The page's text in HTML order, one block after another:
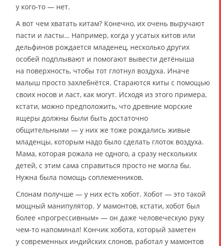
у кого-то — нет.
А вот чем хватать китам? Конечно, их очень выручают
пасти и ласты… Например, когда у усатых китов или
дельфинов рождается младенец, несколько других
особей подплывают и помогают вывести детёныша
на поверхность, чтобы тот глотнул воздуха. Иначе
малыш просто захлебнётся. Стараются киты с помощью
своих носов и ласт, как могут. Исходя из этого примера,
кстати, можно предположить, что древние морские
ящеры должны были быть достаточно
общительными — у них же тоже рождались живые
младенцы, которым надо было сделать глоток воздуха.
Мама, которая рожала не одного, а сразу нескольких
детей, с этим сама справиться просто не могла бы.
Нужна была помощь соплеменников.
Слонам получше — у них есть хобот. Хобот — это такой
мощный манипулятор. У мамонтов, кстати, хобот был
более «прогрессивным» — он даже человеческую руку
чем-то напоминал! Кончик хобота, который заметен
у современных индийских слонов, работал у мамонтов